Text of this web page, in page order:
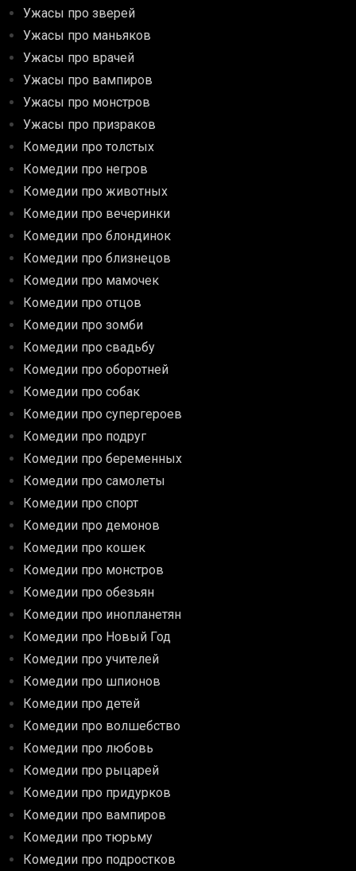
Ужасы про зверей
Ужасы про маньяков
Ужасы про врачей
Ужасы про вампиров
Ужасы про монстров
Ужасы про призраков
Комедии про толстых
Комедии про негров
Комедии про животных
Комедии про вечеринки
Комедии про блондинок
Комедии про близнецов
Комедии про мамочек
Комедии про отцов
Комедии про зомби
Комедии про свадьбу
Комедии про оборотней
Комедии про собак
Комедии про супергероев
Комедии про подруг
Комедии про беременных
Комедии про самолеты
Комедии про спорт
Комедии про демонов
Комедии про кошек
Комедии про монстров
Комедии про обезьян
Комедии про инопланетян
Комедии про Новый Год
Комедии про учителей
Комедии про шпионов
Комедии про детей
Комедии про волшебство
Комедии про любовь
Комедии про рыцарей
Комедии про придурков
Комедии про вампиров
Комедии про тюрьму
Комедии про подростков